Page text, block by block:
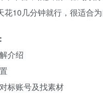
花10几分钟就行，很适合
介绍
标账号及找素材